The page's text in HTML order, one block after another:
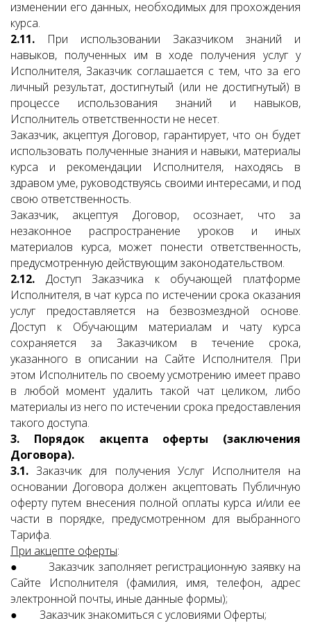
изменении его данных, необходимых для прохождения
курса.
2.11. При использовании Заказчиком знаний и
навыков, полученных им в ходе получения услуг у
Исполнителя, Заказчик соглашается с тем, что за его
личный результат, достигнутый (или не достигнутый) в
процессе использования знаний и навыков,
Исполнитель ответственности не несет.
Заказчик, акцептуя Договор, гарантирует, что он будет
использовать полученные знания и навыки, материалы
курса и рекомендации Исполнителя, находясь в
здравом уме, руководствуясь своими интересами, и под
свою ответственность.
Заказчик, акцептуя Договор, осознает, что за
незаконное распространение уроков и иных
материалов курса, может понести ответственность,
предусмотренную действующим законодательством.
2.12. Доступ Заказчика к обучающей платформе
Исполнителя, в чат курса по истечении срока оказания
услуг предоставляется на безвозмездной основе.
Доступ к Обучающим материалам и чату курса
сохраняется за Заказчиком в течение срока,
указанного в описании на Сайте Исполнителя. При
этом Исполнитель по своему усмотрению имеет право
в любой момент удалить такой чат целиком, либо
материалы из него по истечении срока предоставления
такого доступа.
3. Порядок акцепта оферты (заключения
Договора).
3.1. Заказчик для получения Услуг Исполнителя на
основании Договора должен акцептовать Публичную
оферту путем внесения полной оплаты курса и/или ее
части в порядке, предусмотренном для выбранного
Тарифа.
При акцепте оферты:
● Заказчик заполняет регистрационную заявку на
Сайте Исполнителя (фамилия, имя, телефон, адрес
электронной почты, иные данные формы);
● Заказчик знакомиться с условиями Оферты;